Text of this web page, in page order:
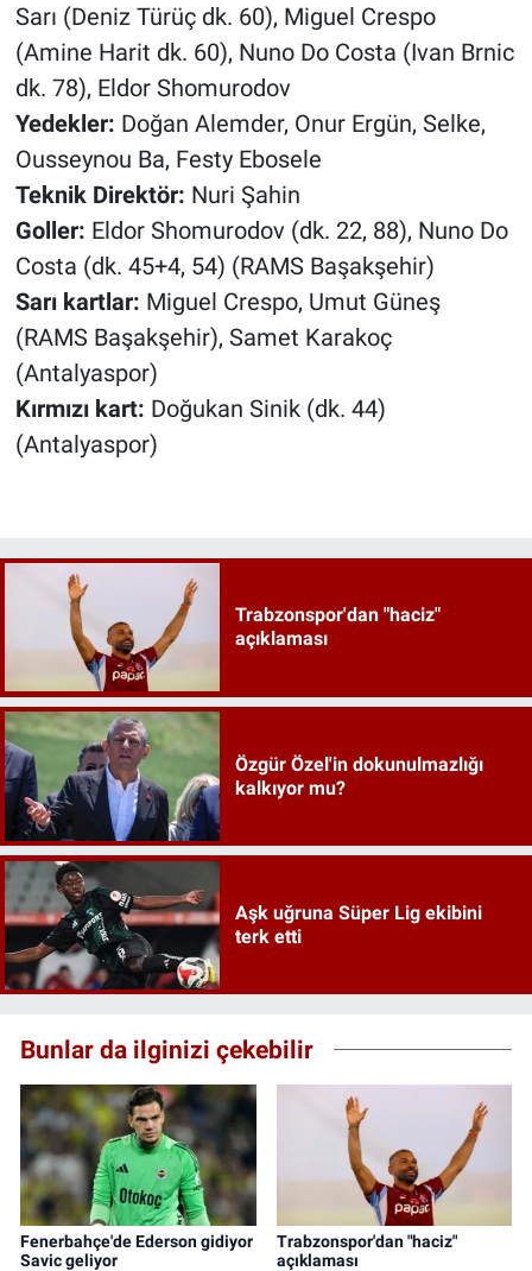
Sarı (Deniz Türüç dk. 60), Miguel Crespo
(Amine Harit dk. 60), Nuno Do Costa (Ivan Brnic
dk. 78), Eldor Shomurodov
Yedekler: Doğan Alemder, Onur Ergün, Selke,
Ousseynou Ba, Festy Ebosele
Teknik Direktör: Nuri Şahin
Goller: Eldor Shomurodov (dk. 22, 88), Nuno Do
Costa (dk. 45+4, 54) (RAMS Başakşehir)
Sarı kartlar: Miguel Crespo, Umut Güneş
(RAMS Başakşehir), Samet Karakoç
(Antalyaspor)
Kırmızı kart: Doğukan Sinik (dk. 44)
(Antalyaspor)
Trabzonspor'dan "haciz"
açıklaması
Özgür Özel'in dokunulmazlığı
kalkıyor mu?
Aşk uğruna Süper Lig ekibini
terk etti
Bunlar da ilginizi çekebilir
Fenerbahçe'de Ederson gidiyor
Savic geliyor
Trabzonspor'dan "haciz"
açıklaması